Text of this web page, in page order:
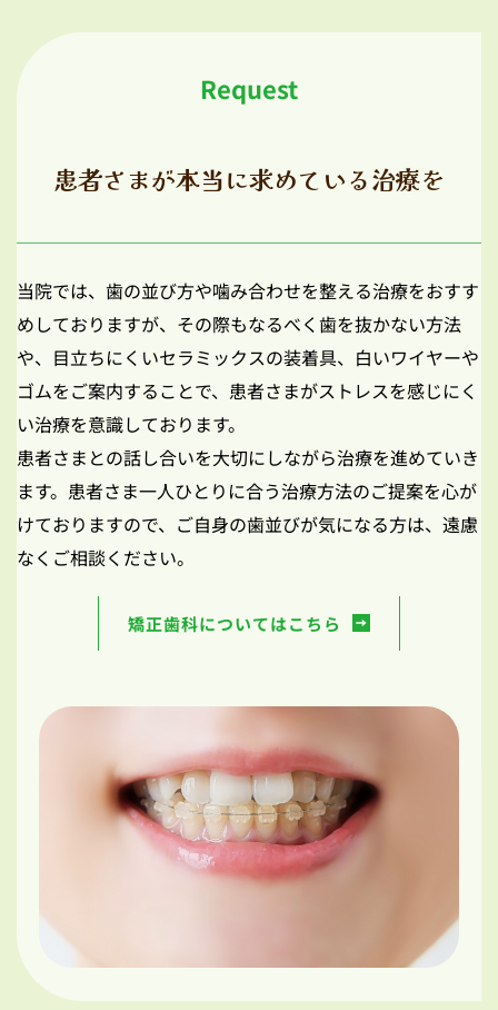
Request
患者さまが本当に求めている治療を
当院では、歯の並び方や噛み合わせを整える治療をおすす
めしておりますが、その際もなるべく歯を抜かない方法
や、目立ちにくいセラミックスの装着具、白いワイヤーや
ゴムをご案内することで、患者さまがストレスを感じにく
い治療を意識しております。
患者さまとの話し合いを大切にしながら治療を進めていき
ます。患者さま一人ひとりに合う治療方法のご提案を心が
けておりますので、ご自身の歯並びが気になる方は、遠慮
なくご相談ください。
矯正歯科についてはこちら